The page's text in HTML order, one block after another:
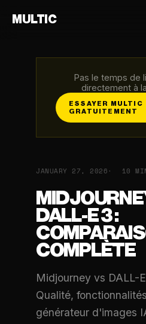
MULTIC
Pas le temps de
directement à
ESSAYER MULTIC
GRATUITEMENT
JANUARY 27, 2026 10
DALL-E 3 :
COMPLÈTE
Midjourney vs DALL-
Qualité,
générateur d'images